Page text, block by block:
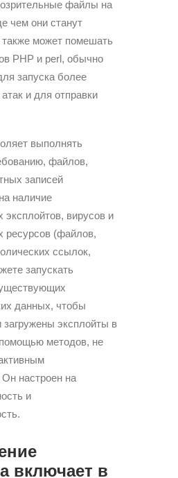
файлы на
чем они станут
может помешать
PHP и perl, обычно
запуска более
и для отправки
выполнять
файлов,
записей
наличие
эксплойтов, вирусов и
ресурсов (файлов,
ссылок,
запускать
данных, чтобы
эксплойты в
методов, не
настроен на
и
включает в